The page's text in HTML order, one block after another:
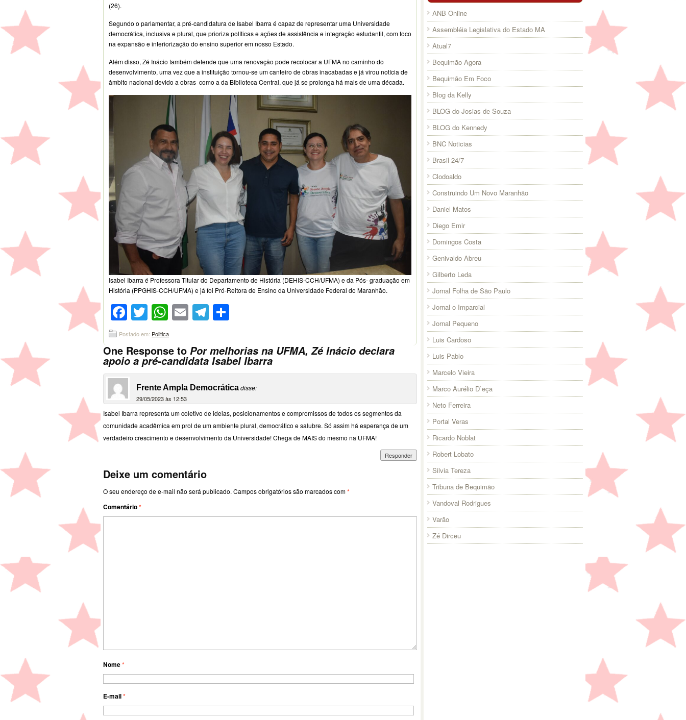
(26).
Segundo o parlamentar, a pré-candidatura de Isabel Ibarra é capaz de representar uma Universidade
democrática, inclusiva e plural, que prioriza políticas e ações de assistência e integração estudantil, com foco
na expansão e interiorização do ensino superior em nosso Estado.
Além disso, Zé Inácio também defende que uma renovação pode recolocar a UFMA no caminho do
desenvolvimento, uma vez que a instituição tornou-se um canteiro de obras inacabadas e já virou notícia de
âmbito nacional devido a obras como a da Biblioteca Central, que já se prolonga há mais de uma década.
Isabel Ibarra é Professora Titular do Departamento de História (DEHIS-CCH/UFMA) e da Pós- graduação em
História (PPGHIS-CCH/UFMA) e já foi Pró-Reitora de Ensino da Universidade Federal do Maranhão.
Facebook
Twitter
WhatsApp
EmailTelegram
Postado em: Politica
One Response to Por melhorias na UFMA, Zé Inácio declara
apoio a pré-candidata Isabel Ibarra
Frente Ampla Democráticadisse:
29/05/2023 às 12:53
Isabel Ibarra representa um coletivo de ideias, posicionamentos e compromissos de todos os segmentos da
comunidade acadêmica em prol de um ambiente plural, democrático e salubre. Só assim há esperança de um
verdadeiro crescimento e desenvolvimento da Universidade! Chega de MAIS do mesmo na UFMA!
Responder
Deixe um comentário
O seu endereço de e-mail não será publicado. Campos obrigatórios são marcados com*
Comentário*
Nome*
E-mail*
ANB Online
Assembléia Legislativa do Estado MA
Atual7
Bequimão Agora
Bequimão Em Foco
Blog da Kelly
BLOG do Josias de Souza
BLOG do Kennedy
BNC Noticias
Brasil 24/7
Clodoaldo
Construindo Um Novo Maranhão
Daniel Matos
Diego Emir
Domingos Costa
Genivaldo Abreu
Gilberto Leda
Jornal Folha de São Paulo
Jornal o Imparcial
Jornal Pequeno
Luis Cardoso
Luis Pablo
Marcelo Vieira
Marco Aurélio D`eça
Neto Ferreira
Portal Veras
Ricardo Noblat
Robert Lobato
Silvia Tereza
Tribuna de Bequimão
Vandoval Rodrigues
Varão
Zé Dirceu